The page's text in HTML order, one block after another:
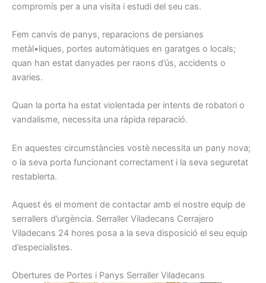
compromís per a una visita i estudi del seu cas.
Fem canvis de panys, reparacions de persianes
metàl•liques, portes automàtiques en garatges o locals;
quan han estat danyades per raons d’ús, accidents o
avaries.
Quan la porta ha estat violentada per intents de robatori o
vandalisme, necessita una ràpida reparació.
En aquestes circumstàncies vostè necessita un pany nova;
o la seva porta funcionant correctament i la seva seguretat
restablerta.
Aquest és el moment de contactar amb el nostre equip de
serrallers d’urgència. Serraller Viladecans Cerrajero
Viladecans 24 hores posa a la seva disposició el seu equip
d’especialistes.
Obertures de Portes i Panys Serraller Viladecans